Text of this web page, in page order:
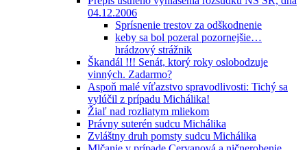
04.12.2006
Sprísnenie trestov za odškodnenie
keby sa bol pozeral pozornejšie…
hrádzový strážnik
Škandál !!! Senát, ktorý roky oslobodzuje
vinných. Zadarmo?
Aspoň malé víťazstvo spravodlivosti: Tichý sa
vylúčil z prípadu Michálika!
Žiaľ nad rozliatym mliekom
Právny suterén sudcu Michálika
Zvláštny druh pomsty sudcu Michálika